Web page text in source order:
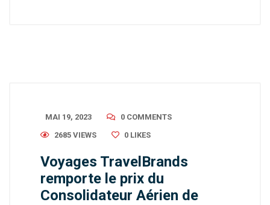
MAI 19, 2023
0 COMMENTS
2685 VIEWS
0 LIKES
Voyages TravelBrands
remporte le prix du
Consolidateur Aérien de